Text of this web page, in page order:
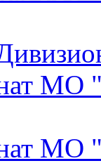
МО
МО